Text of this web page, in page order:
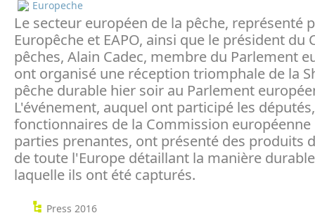
Europeche
Le secteur européen de la pêche, représenté
Europêche et EAPO, ainsi que le président du
pêches, Alain Cadec, membre du Parlement
ont organisé une réception triomphale de la
pêche durable hier soir au Parlement
L'événement, auquel ont participé les
fonctionnaires de la Commission européenne
parties prenantes, ont présenté des produits
de toute l'Europe détaillant la manière
laquelle ils ont été capturés.
Press 2016